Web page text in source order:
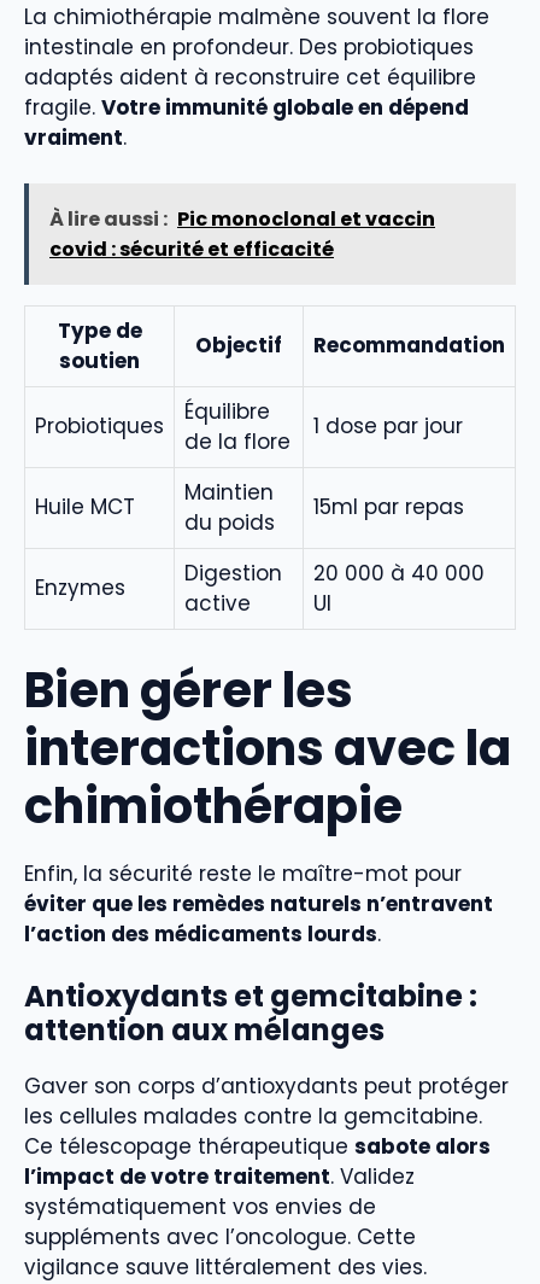
La chimiothérapie malmène souvent la flore
intestinale en profondeur. Des probiotiques
adaptés aident à reconstruire cet équilibre
fragile. Votre immunité globale en dépend
vraiment.
À lire aussi : Pic monoclonal et vaccin
covid : sécurité et efficacité
Type de
soutien
Objectif Recommandation
Probiotiques
Équilibre
de la flore
1 dose par jour
Huile MCT
Maintien
du poids
15ml par repas
Enzymes
Digestion
active
20 000 à 40 000
UI
Bien gérer les
interactions avec la
chimiothérapie
Enfin, la sécurité reste le maître-mot pour
éviter que les remèdes naturels n’entravent
l’action des médicaments lourds.
Antioxydants et gemcitabine :
attention aux mélanges
Gaver son corps d’antioxydants peut protéger
les cellules malades contre la gemcitabine.
Ce télescopage thérapeutique sabote alors
l’impact de votre traitement. Validez
systématiquement vos envies de
suppléments avec l’oncologue. Cette
vigilance sauve littéralement des vies.